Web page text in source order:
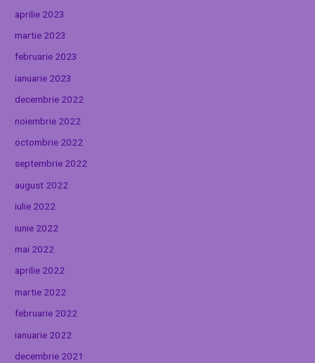
aprilie 2023
martie 2023
februarie 2023
ianuarie 2023
decembrie 2022
noiembrie 2022
octombrie 2022
septembrie 2022
august 2022
iulie 2022
iunie 2022
mai 2022
aprilie 2022
martie 2022
februarie 2022
ianuarie 2022
decembrie 2021